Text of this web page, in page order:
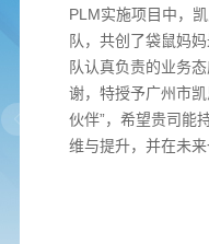
PLM实施项目中，
队，共创了袋鼠妈
队认真负责的业务
谢，特授予广州市
伙伴”，希望贵司能
维与提升，并在未来